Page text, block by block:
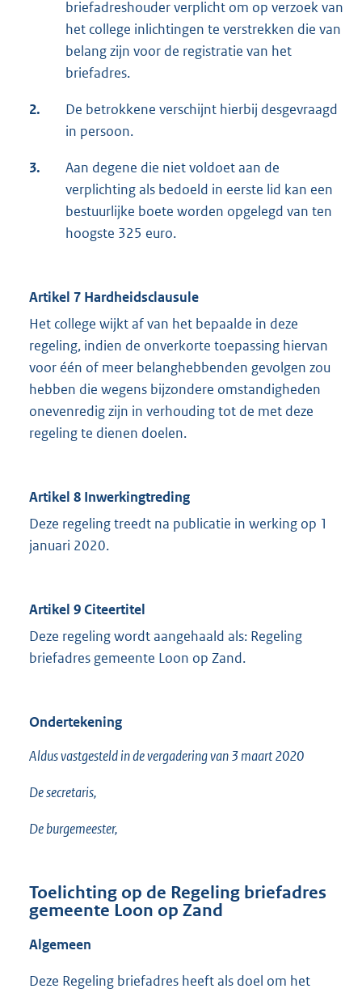
briefadreshouder verplicht om op verzoek van
het college inlichtingen te verstrekken die van
belang zijn voor de registratie van het
briefadres.
2.
De betrokkene verschijnt hierbij desgevraagd
in persoon.
3.
Aan degene die niet voldoet aan de
verplichting als bedoeld in eerste lid kan een
bestuurlijke boete worden opgelegd van ten
hoogste 325 euro.
Artikel 7 Hardheidsclausule
Het college wijkt af van het bepaalde in deze
regeling, indien de onverkorte toepassing hiervan
voor één of meer belanghebbenden gevolgen zou
hebben die wegens bijzondere omstandigheden
onevenredig zijn in verhouding tot de met deze
regeling te dienen doelen.
Artikel 8 Inwerkingtreding
Deze regeling treedt na publicatie in werking op 1
januari 2020.
Artikel 9 Citeertitel
Deze regeling wordt aangehaald als: Regeling
briefadres gemeente Loon op Zand.
Ondertekening
Aldus vastgesteld in de vergadering van 3 maart 2020
De secretaris,
De burgemeester,
Toelichting op de Regeling briefadres
gemeente Loon op Zand
Algemeen
Deze Regeling briefadres heeft als doel om het